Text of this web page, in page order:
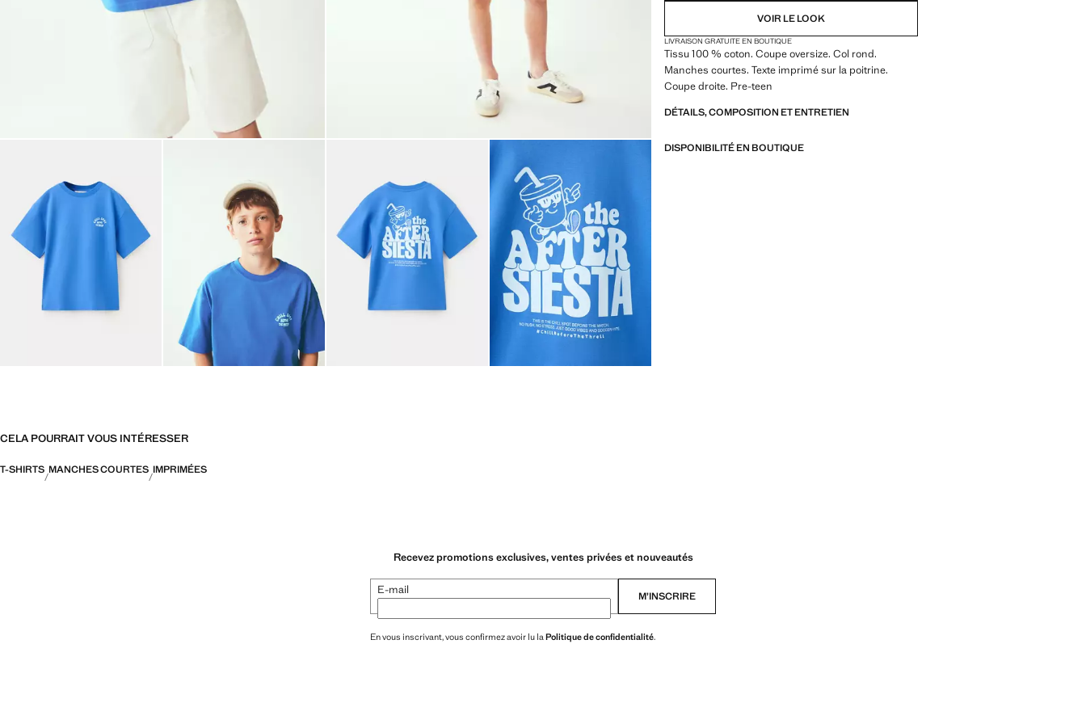
VOIR LE LOOK
LIVRAISON GRATUITE EN BOUTIQUE
Tissu 100 % coton. Coupe oversize. Col rond.
Manches courtes. Texte imprimé sur la poitrine.
Coupe droite. Pre-teen
DÉTAILS, COMPOSITION ET ENTRETIEN
DISPONIBILITÉ EN BOUTIQUE
CELA POURRAIT VOUS INTÉRESSER
T-SHIRTS MANCHES COURTES IMPRIMÉES
Recevez promotions exclusives, ventes privées et nouveautés
E-mail M’INSCRIRE
En vous inscrivant, vous confirmez avoir lu laPolitique de confidentialité.